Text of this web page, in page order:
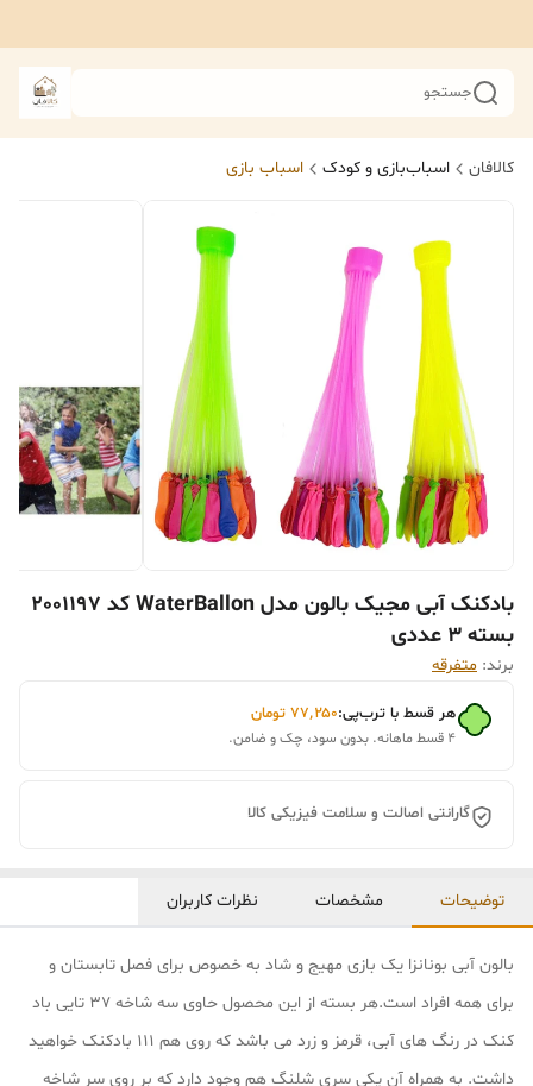
جستجو
کالافان اسباب‌بازی و کودک اسباب بازی
بادکنک آبی مجیک بالون مدل WaterBallon کد 2001197
بسته 3 عددی
برند: متفرقه
هر قسط با ترب‌پی:۷۷٬۲۵۰ تومان
۴ قسط ماهانه. بدون سود، چک و ضامن.
گارانتی اصالت و سلامت فیزیکی کالا
توضیحات مشخصات نظرات کاربران
بالون آبی بونانزا یک بازی مهیج و شاد به خصوص برای فصل تابستان و
برای همه افراد است.هر بسته از این محصول حاوی سه شاخه 37 تایی باد
کنک در رنگ های آبی، قرمز و زرد می باشد که روی هم 111 بادکنک خواهید
داشت. به همراه آن یکی سری شلنگ هم وجود دارد که بر روی سر شاخه